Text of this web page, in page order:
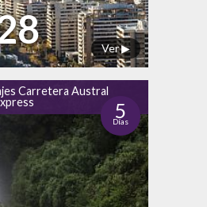
Ver ▶
Carretera Austral
5
Días